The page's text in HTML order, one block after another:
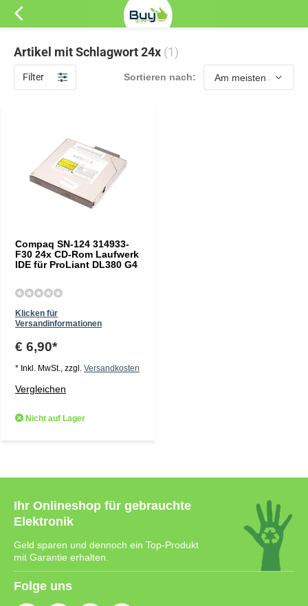
Artikel mit Schlagwort 24x (1)
Filter Sortieren nach:
Compaq SN-124 314933-
F30 24x CD-Rom Laufwerk
IDE für ProLiant DL380 G4
Klicken für
Versandinformationen
€ 6,90*
* Inkl. MwSt., zzgl. Versandkosten
Vergleichen
Nicht auf Lager
Ihr Onlineshop für gebrauchte
Elektronik
Geld sparen und dennoch ein Top-Produkt
mit Garantie erhalten.
Folge uns